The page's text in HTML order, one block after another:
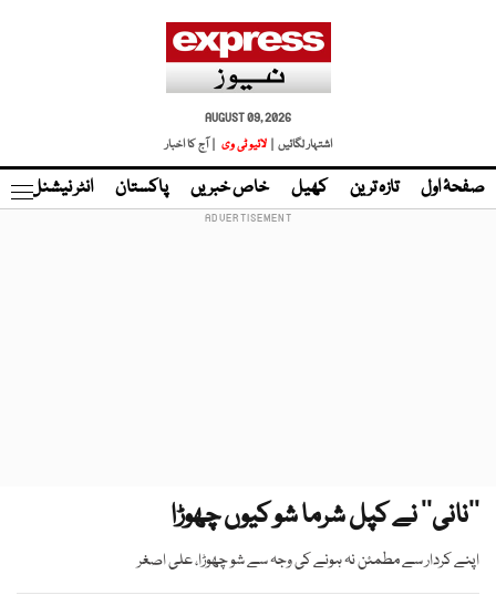
AUGUST 09, 2026
اشتہار لگائیں |
لائیو ٹی وی | آج کا اخبار
صفحۂ اول تازہ ترین کھیل خاص خبریں پاکستان انٹر نیشنل
’’نانی‘‘ نے کپل شرما شو کیوں چھوڑا
اپنے کردار سے مطمئن نہ ہونے کی وجہ سے شو چھوڑا، علی اصغر